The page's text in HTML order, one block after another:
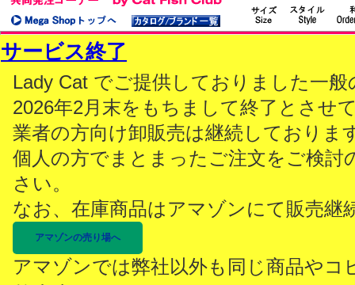
サービス終了
Lady Cat でご提供しておりました一
2026年2月末をもちまして終了とさせ
業者の方向け卸販売は継続しておりま
個人の方でまとまったご注文をご検討
さい。
なお、在庫商品はアマゾンにて販売継
アマゾンの売り場へ
アマゾンでは弊社以外も同じ商品やコ